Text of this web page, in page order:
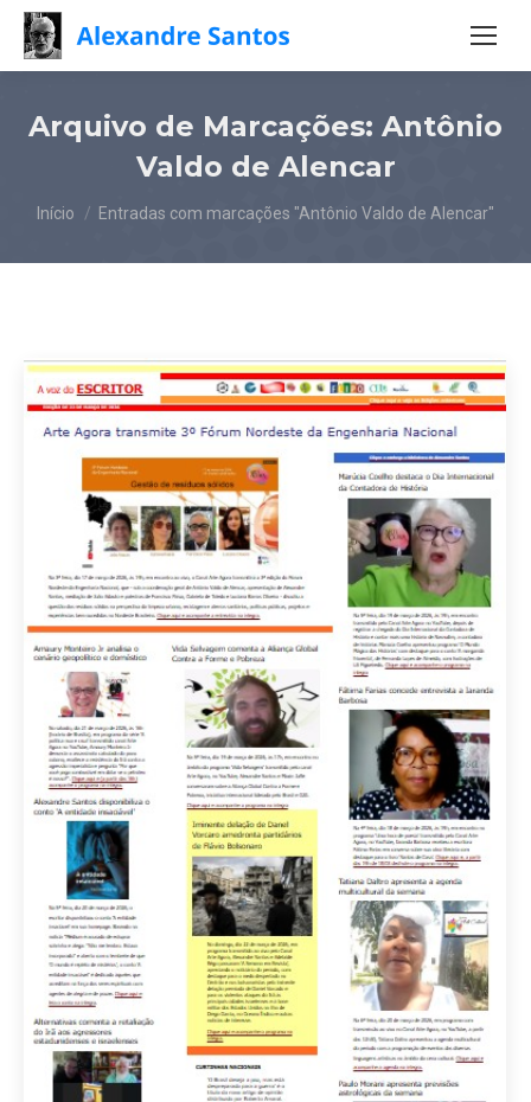
Arquivo de Marcações: Antônio
Valdo de Alencar
Você está aqui:
Início Entradas com marcações "Antônio Valdo de Alencar"